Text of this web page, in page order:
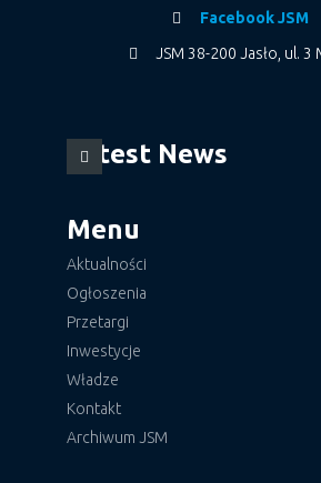
Facebook JSM
JSM 38-200 Jasło, ul. 3
Latest News
Menu
Aktualności
Ogłoszenia
Przetargi
Inwestycje
Władze
Kontakt
Archiwum JSM